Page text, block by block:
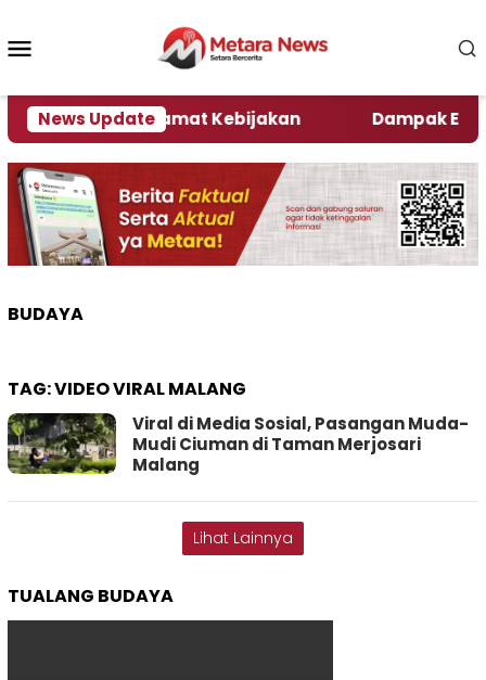
konten
News Update
Kata Pengamat Kebijakan Dampak El Nino,
BUDAYA
TAG:VIDEO VIRAL MALANG
Viral di Media Sosial, Pasangan Muda-
Mudi Ciuman di Taman Merjosari
Malang
Lihat Lainnya
TUALANG BUDAYA